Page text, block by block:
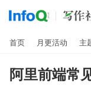
首页 月更活动 主
阿里前端常